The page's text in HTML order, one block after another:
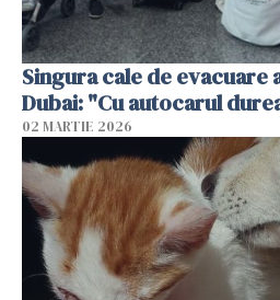
Singura cale de evacuare
Dubai: "Cu autocarul
02 MARTIE 2026